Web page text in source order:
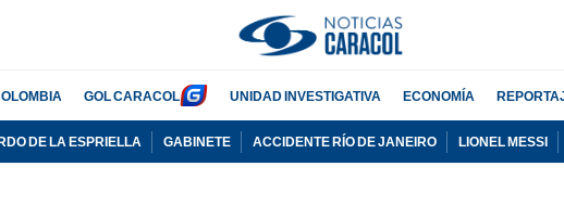
GOL CARACOL UNIDAD INVESTIGATIVA ECONOMÍA
DE LA ESPRIELLA GABINETE ACCIDENTE RÍO DE JANEIRO LIONEL MESSI